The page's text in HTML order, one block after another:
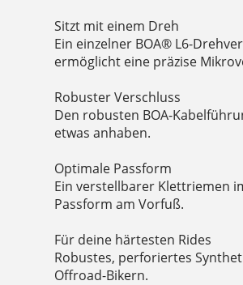
Sitzt mit einem Dreh
Ein einzelner BOA® L6-
ermöglicht eine präzise
Robuster Verschluss
Den robusten BOA-
etwas anhaben.
Optimale Passform
Ein verstellbarer Klettriemen
Passform am Vorfuß.
Für deine härtesten Rides
Robustes, perforiertes
Offroad-Bikern.